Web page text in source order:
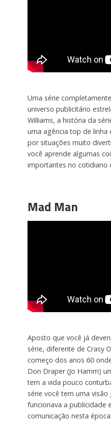
Uma série
universo publicitário
Williams, a história da
uma agência top de linha
por situações muito
você aprende algumas
importantes no cotidiano
Mad Man
Aposto que você já
série, diferente de Crasy
começo dos anos 60
Don Draper (Jo Hamm)
tem a vida pouco
série você tem uma
funcionava a publicidade
comunicação nesta época.